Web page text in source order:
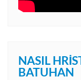
NASIL
BATUHAN